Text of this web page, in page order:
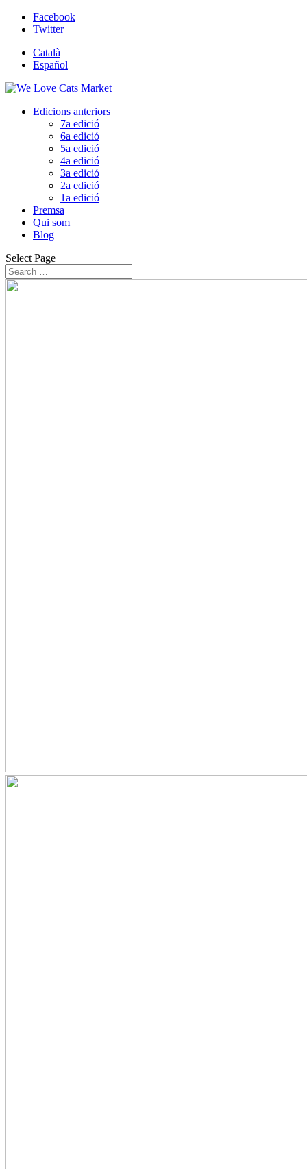
Facebook
Twitter
Català
Español
Edicions anteriors
7a edició
6a edició
5a edició
4a edició
3a edició
2a edició
1a edició
Premsa
Qui som
Blog
Select Page